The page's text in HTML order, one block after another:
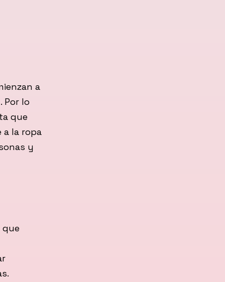
a
Por lo
que
a la ropa
y
que